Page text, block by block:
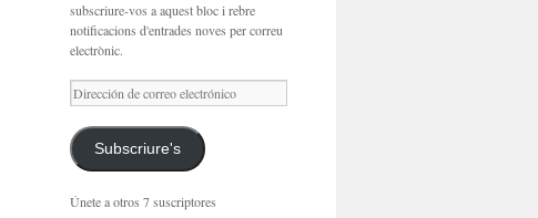
subscriure-vos a aquest bloc i rebre
notificacions d'entrades noves per correu
electrònic.
Dirección
de
correo
electrónico
Subscriure's
Únete a otros 7 suscriptores